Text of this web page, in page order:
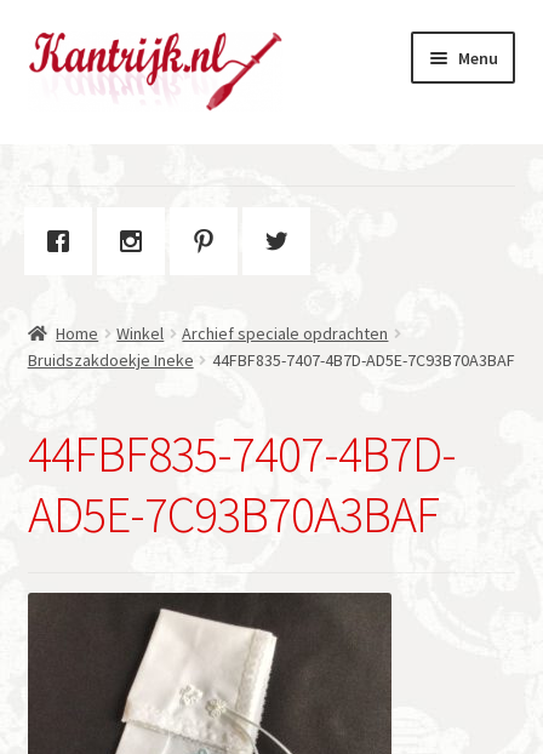
Ga
door
Ga
naar
Menu
Contact
Home Winkel
Archief speciale opdrachten
Bruidszakdoekje Ineke
44FBF835-7407-4B7D-AD5E-7C93B70A3BAF
44FBF835-7407-4B7D-
AD5E-7C93B70A3BAF